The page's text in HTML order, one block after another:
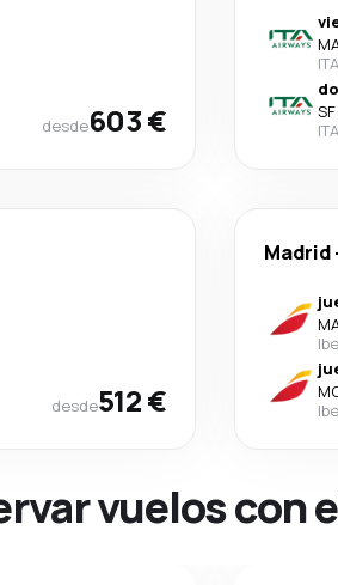
desde603 €
desde512 €
Madrid
vuelos con